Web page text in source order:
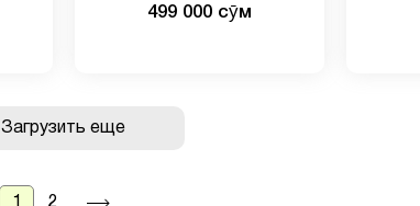
499 000 сӯм
Загрузить еще